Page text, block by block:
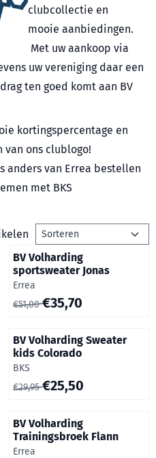
clubcollectie en
mooie aanbiedingen.
Met uw aankoop via
uw vereniging daar een
ten goed komt aan BV
kortingspercentage en
ons clublogo!
anders van Errea bestellen
met BKS
Sorteermethode
BV Volharding
sportsweater Jonas
Merk:
Errea
Van 51,00 voor 35,70
€51,00€35,70
BV Volharding Sweater
kids Colorado
Merk:
BKS
Van 29,95 voor 25,50
€29,95€25,50
BV Volharding
Trainingsbroek Flann
Merk:
Errea